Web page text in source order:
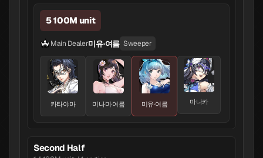
5 100M unit
Main Dealer미유·여름 Sweeper
카타야마 미나미·여름 미유·여름 마나카
Second Half